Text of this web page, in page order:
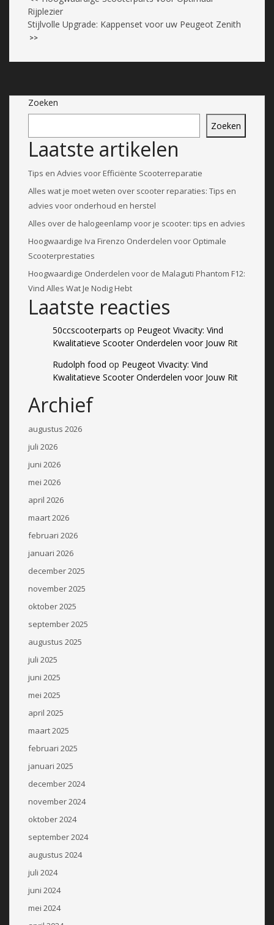
Rijplezier
Stijlvolle Upgrade: Kappenset voor uw Peugeot Zenith
>>
Zoeken
Zoeken
Laatste artikelen
Tips en Advies voor Efficiënte Scooterreparatie
Alles wat je moet weten over scooter reparaties: Tips en
advies voor onderhoud en herstel
Alles over de halogeenlamp voor je scooter: tips en advies
Hoogwaardige Iva Firenzo Onderdelen voor Optimale
Scooterprestaties
Hoogwaardige Onderdelen voor de Malaguti Phantom F12:
Vind Alles Wat Je Nodig Hebt
Laatste reacties
50ccscooterparts op Peugeot Vivacity: Vind
Kwalitatieve Scooter Onderdelen voor Jouw Rit
Rudolph food op Peugeot Vivacity: Vind
Kwalitatieve Scooter Onderdelen voor Jouw Rit
Archief
augustus 2026
juli 2026
juni 2026
mei 2026
april 2026
maart 2026
februari 2026
januari 2026
december 2025
november 2025
oktober 2025
september 2025
augustus 2025
juli 2025
juni 2025
mei 2025
april 2025
maart 2025
februari 2025
januari 2025
december 2024
november 2024
oktober 2024
september 2024
augustus 2024
juli 2024
juni 2024
mei 2024